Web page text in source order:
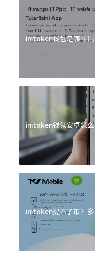
imtoken钱包是哪年
imtoken钱包安卓怎
imtoken提不了币？